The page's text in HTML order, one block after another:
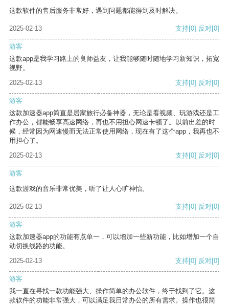
这款软件的售后服务非常好，遇到问题都能得到及时解决。
2025-02-13 支持[0] 反对[0]
游客
这款app是我学习路上的良师益友，让我能够随时随地学习新知识，拓宽
视野。
2025-02-13
支持[0] 反对[0]
游客
这款加速器app简直是居家旅行必备神器，无论是看视频、玩游戏还是工
作办公，都能畅享高速网络，再也不用担心网速卡顿了。以前出差的时
候，经常因为网速慢而无法正常使用网络，现在有了这个app，我再也不
用担心了。
2025-02-13
支持[0] 反对[0]
游客
这款游戏的音乐非常优美，听了让人心旷神怡。
2025-02-13 支持[0] 反对[0]
游客
这款加速器app的功能有点单一，可以增加一些新功能，比如增加一个自
动切换线路的功能。
2025-02-13
支持[0] 反对[0]
游客
我一直在寻找一款功能强大、操作简单的办公软件，终于找到了它。这
款软件的功能非常强大，可以满足我日常办公的所有需求。操作也很简